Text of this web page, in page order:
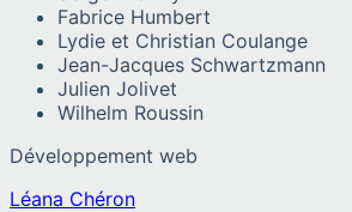
Fabrice Humbert
Lydie et Christian Coulange
Jean-Jacques Schwartzmann
Julien Jolivet
Wilhelm Roussin
Développement web
Léana Chéron